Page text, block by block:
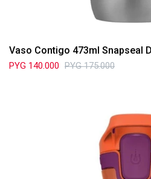
Vaso Contigo 473ml Snapseal
PYG 140.000 PYG 175.000